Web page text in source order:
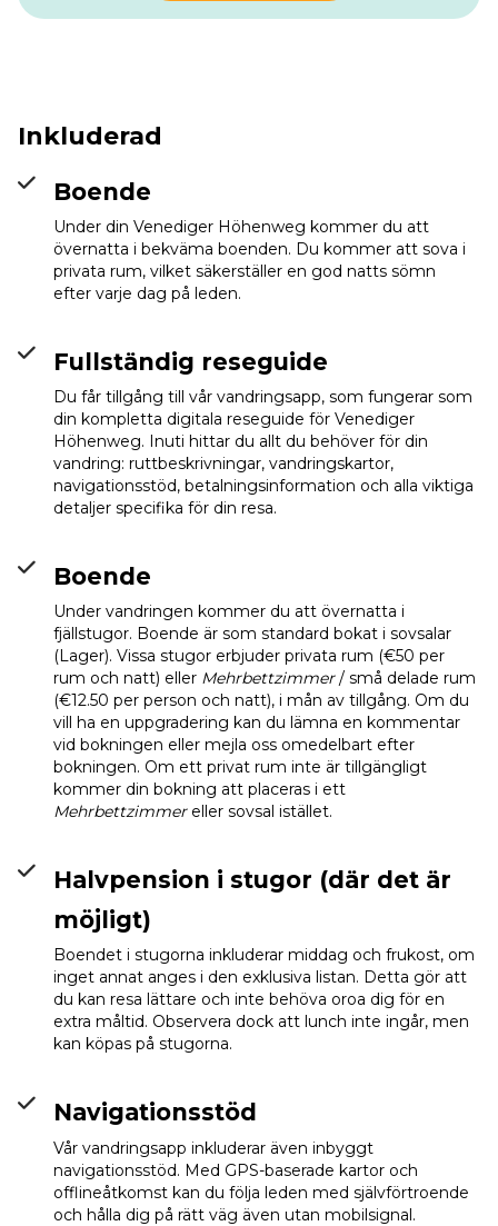
Eisseehütte
Inkluderad
Boende
Under din Venediger Höhenweg kommer du att
övernatta i bekväma boenden. Du kommer att sova i
privata rum, vilket säkerställer en god natts sömn
efter varje dag på leden.
Fullständig reseguide
Du får tillgång till vår vandringsapp, som fungerar som
din kompletta digitala reseguide för Venediger
Höhenweg. Inuti hittar du allt du behöver för din
vandring: ruttbeskrivningar, vandringskartor,
navigationsstöd, betalningsinformation och alla viktiga
detaljer specifika för din resa.
Boende
Under vandringen kommer du att övernatta i
fjällstugor. Boende är som standard bokat i sovsalar
(Lager). Vissa stugor erbjuder privata rum (€50 per
rum och natt) eller Mehrbettzimmer/ små delade rum
(€12.50 per person och natt), i mån av tillgång. Om du
vill ha en uppgradering kan du lämna en kommentar
vid bokningen eller mejla oss omedelbart efter
bokningen. Om ett privat rum inte är tillgängligt
kommer din bokning att placeras i ett
Mehrbettzimmereller sovsal istället.
Halvpension i stugor (där det är
möjligt)
Boendet i stugorna inkluderar middag och frukost, om
inget annat anges i den exklusiva listan. Detta gör att
du kan resa lättare och inte behöva oroa dig för en
extra måltid. Observera dock att lunch inte ingår, men
kan köpas på stugorna.
Navigationsstöd
Vår vandringsapp inkluderar även inbyggt
navigationsstöd. Med GPS-baserade kartor och
offlineåtkomst kan du följa leden med självförtroende
och hålla dig på rätt väg även utan mobilsignal.